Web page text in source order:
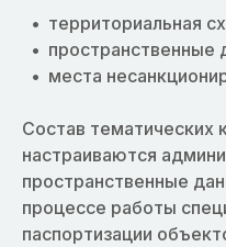
территориальная
места
Состав тематических
настраиваются
пространственные
процессе работы
паспортизации